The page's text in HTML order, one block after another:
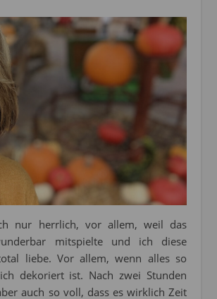
nur herrlich, vor allem, weil das
mitspielte und ich diese
liebe. Vor allem, wenn alles so
dekoriert ist. Nach zwei Stunden
auch so voll, dass es wirklich Zeit